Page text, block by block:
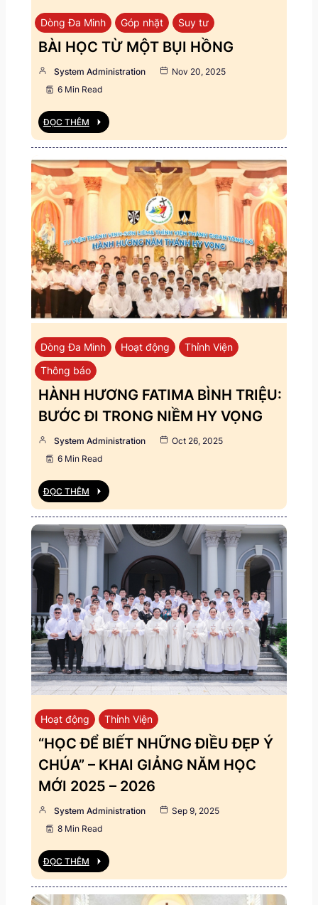
Dòng Đa Minh Góp nhặt Suy tư
BÀI HỌC TỪ MỘT BỤI HỒNG
System Administration
Nov 20, 2025
6 Min Read
ĐỌC THÊM
Dòng Đa Minh Hoạt động
Thỉnh Viện
Thông báo
HÀNH HƯƠNG FATIMA BÌNH TRIỆU:
BƯỚC ĐI TRONG NIỀM HY VỌNG
System Administration
Oct 26, 2025
6 Min Read
ĐỌC THÊM
Hoạt động Thỉnh Viện
“HỌC ĐỂ BIẾT NHỮNG ĐIỀU ĐẸP Ý
CHÚA” – KHAI GIẢNG NĂM HỌC
MỚI 2025 – 2026
System Administration
Sep 9, 2025
8 Min Read
ĐỌC THÊM